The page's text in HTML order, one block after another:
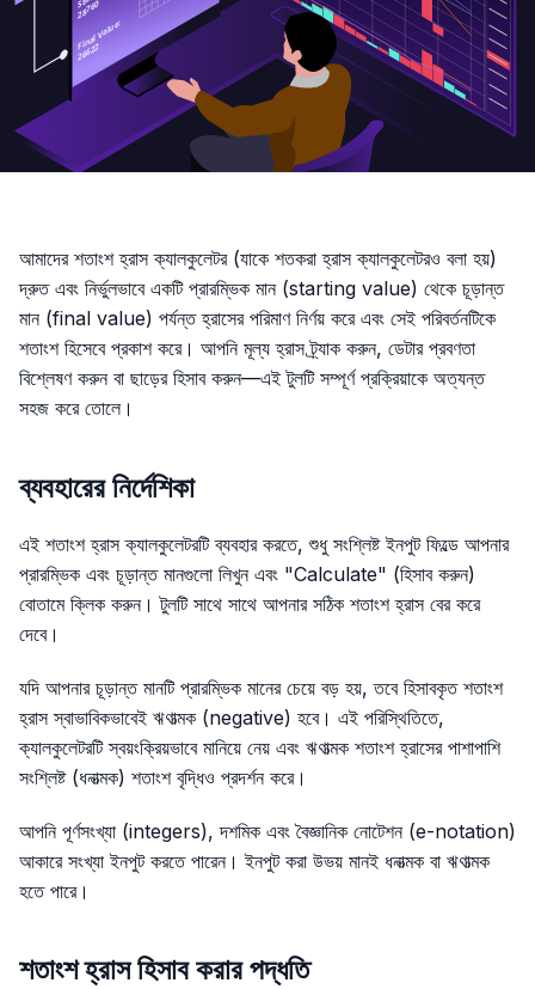
আমাদের শতাংশ হ্রাস ক্যালকুলেটর (যাকে শতকরা হ্রাস ক্যালকুলেটরও বলা হয়)
দ্রুত এবং নির্ভুলভাবে একটি প্রারম্ভিক মান (starting value) থেকে চূড়ান্ত
মান (final value) পর্যন্ত হ্রাসের পরিমাণ নির্ণয় করে এবং সেই পরিবর্তনটিকে
শতাংশ হিসেবে প্রকাশ করে। আপনি মূল্য হ্রাস ট্র্যাক করুন, ডেটার প্রবণতা
বিশ্লেষণ করুন বা ছাড়ের হিসাব করুন—এই টুলটি সম্পূর্ণ প্রক্রিয়াকে অত্যন্ত
সহজ করে তোলে।
ব্যবহারের নির্দেশিকা
এই শতাংশ হ্রাস ক্যালকুলেটরটি ব্যবহার করতে, শুধু সংশ্লিষ্ট ইনপুট ফিল্ডে আপনার
প্রারম্ভিক এবং চূড়ান্ত মানগুলো লিখুন এবং "Calculate" (হিসাব করুন)
বোতামে ক্লিক করুন। টুলটি সাথে সাথে আপনার সঠিক শতাংশ হ্রাস বের করে
দেবে।
যদি আপনার চূড়ান্ত মানটি প্রারম্ভিক মানের চেয়ে বড় হয়, তবে হিসাবকৃত শতাংশ
হ্রাস স্বাভাবিকভাবেই ঋণাত্মক (negative) হবে। এই পরিস্থিতিতে,
ক্যালকুলেটরটি স্বয়ংক্রিয়ভাবে মানিয়ে নেয় এবং ঋণাত্মক শতাংশ হ্রাসের পাশাপাশি
সংশ্লিষ্ট (ধনাত্মক) শতাংশ বৃদ্ধিও প্রদর্শন করে।
আপনি পূর্ণসংখ্যা (integers), দশমিক এবং বৈজ্ঞানিক নোটেশন (e-notation)
আকারে সংখ্যা ইনপুট করতে পারেন। ইনপুট করা উভয় মানই ধনাত্মক বা ঋণাত্মক
হতে পারে।
শতাংশ হ্রাস হিসাব করার পদ্ধতি